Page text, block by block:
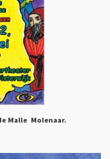
Malle Molenaar.